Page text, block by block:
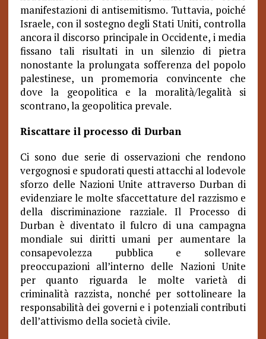
manifestazioni di antisemitismo. Tuttavia, poiché
Israele, con il sostegno degli Stati Uniti, controlla
ancora il discorso principale in Occidente, i media
fissano tali risultati in un silenzio di pietra
nonostante la prolungata sofferenza del popolo
palestinese, un promemoria convincente che
dove la geopolitica e la moralità/legalità si
scontrano, la geopolitica prevale.
Riscattare il processo di Durban
Ci sono due serie di osservazioni che rendono
vergognosi e spudorati questi attacchi al lodevole
sforzo delle Nazioni Unite attraverso Durban di
evidenziare le molte sfaccettature del razzismo e
della discriminazione razziale. Il Processo di
Durban è diventato il fulcro di una campagna
mondiale sui diritti umani per aumentare la
consapevolezza pubblica e sollevare
preoccupazioni all’interno delle Nazioni Unite
per quanto riguarda le molte varietà di
criminalità razzista, nonché per sottolineare la
responsabilità dei governi e i potenziali contributi
dell’attivismo della società civile.